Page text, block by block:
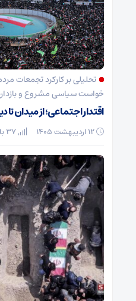
تحلیلی بر کارکرد تجمعات
خواست سیاسی مشروع و
اقتدار اجتماعی؛ از میدان